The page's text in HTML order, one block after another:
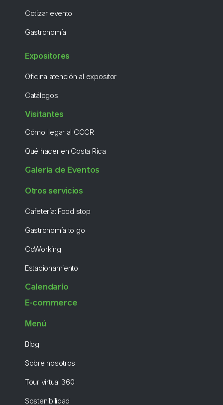
Cotizar evento
Gastronomía
Expositores
Oficina atención al expositor
Catálogos
Visitantes
Cómo llegar al CCCR
Qué hacer en Costa Rica
Galería de Eventos
Otros servicios
Cafetería: Food stop
Gastronomía to go
CoWorking
Estacionamiento
Calendario
E-commerce
Menú
Blog
Sobre nosotros
Tour virtual 360
Sostenibilidad